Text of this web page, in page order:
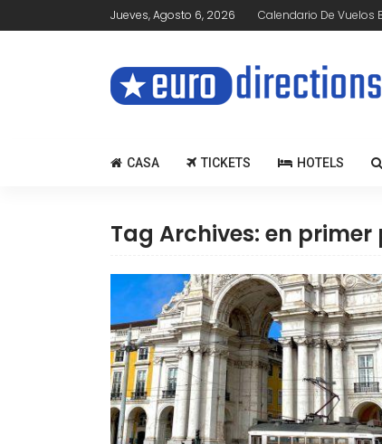
Jueves, Agosto 6, 2026 Calendario De Vuelos
CASA TICKETS HOTELS
Tag Archives: en primer